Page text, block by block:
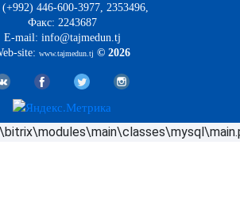
446-600-3977, 2353496,
Факс: 2243687
E-mail: info@tajmedun.tj
site: www.tajmedun.tj © 2026